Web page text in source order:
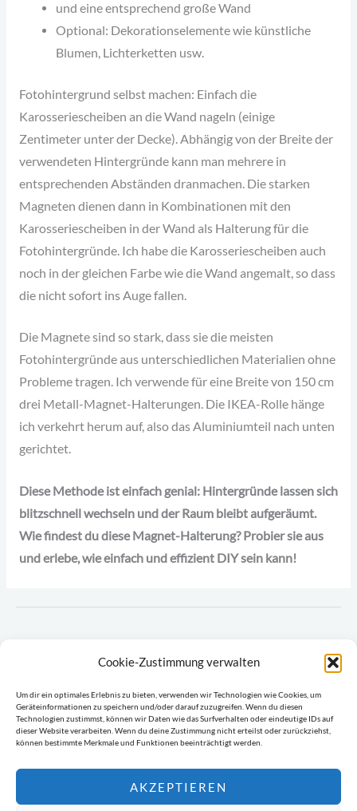
Cookie-Zustimmung verwalten
Um dir ein optimales Erlebnis zu bieten, verwenden wir Technologien wie Cookies, um
Geräteinformationen zu speichern und/oder darauf zuzugreifen. Wenn du diesen
Technologien zustimmst, können wir Daten wie das Surfverhalten oder eindeutige IDs auf
dieser Website verarbeiten. Wenn du deine Zustimmung nicht erteilst oder zurückziehst,
können bestimmte Merkmale und Funktionen beeinträchtigt werden.
AKZEPTIEREN
und eine entsprechend große Wand
Optional: Dekorationselemente wie künstliche
Blumen, Lichterketten usw.
Fotohintergrund selbst machen: Einfach die
Karosseriescheiben an die Wand nageln (einige
Zentimeter unter der Decke). Abhängig von der Breite der
verwendeten Hintergründe kann man mehrere in
entsprechenden Abständen dranmachen. Die starken
Magneten dienen dann in Kombinationen mit den
Karosseriescheiben in der Wand als Halterung für die
Fotohintergründe. Ich habe die Karosseriescheiben auch
noch in der gleichen Farbe wie die Wand angemalt, so dass
die nicht sofort ins Auge fallen.
Die Magnete sind so stark, dass sie die meisten
Fotohintergründe aus unterschiedlichen Materialien ohne
Probleme tragen. Ich verwende für eine Breite von 150 cm
drei Metall-Magnet-Halterungen. Die IKEA-Rolle hänge
ich verkehrt herum auf, also das Aluminiumteil nach unten
gerichtet.
Diese Methode ist einfach genial: Hintergründe lassen sich
blitzschnell wechseln und der Raum bleibt aufgeräumt.
Wie findest du diese Magnet-Halterung? Probier sie aus
und erlebe, wie einfach und effizient DIY sein kann!
Impressum